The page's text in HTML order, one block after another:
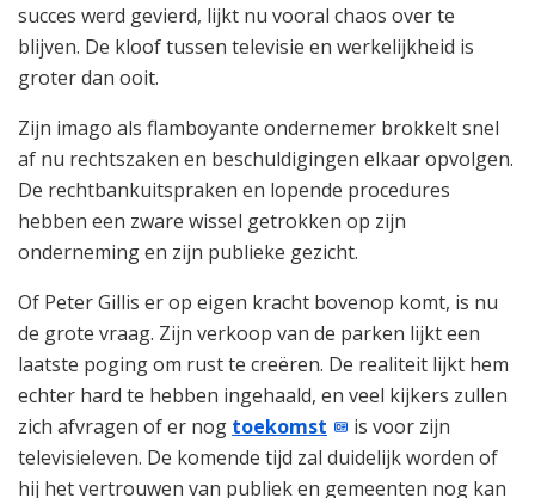
succes werd gevierd, lijkt nu vooral chaos over te
blijven. De kloof tussen televisie en werkelijkheid is
groter dan ooit.
Zijn imago als flamboyante ondernemer brokkelt snel
af nu rechtszaken en beschuldigingen elkaar opvolgen.
De rechtbankuitspraken en lopende procedures
hebben een zware wissel getrokken op zijn
onderneming en zijn publieke gezicht.
Of Peter Gillis er op eigen kracht bovenop komt, is nu
de grote vraag. Zijn verkoop van de parken lijkt een
laatste poging om rust te creëren. De realiteit lijkt hem
echter hard te hebben ingehaald, en veel kijkers zullen
zich afvragen of er nog toekomst
is voor zijn
televisieleven. De komende tijd zal duidelijk worden of
hij het vertrouwen van publiek en gemeenten nog kan